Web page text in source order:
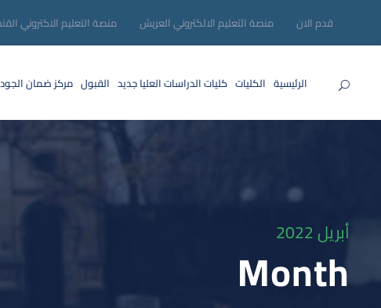
قدم الان منصة التعليم الالكتروني العريش منصة التعليم الاكتروني
الرئيسية الكليات كليات الدراسات العلياجديد القبول مركز ضمان
أبريل 2022
Month